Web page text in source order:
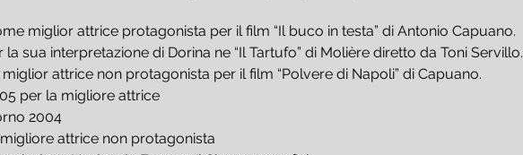
miglior attrice protagonista per il film “Il buco in testa” di Antonio Capuano.
sua interpretazione di Dorina ne “Il Tartufo” di Molière diretto da Toni Servillo.
miglior attrice non protagonista per il film “Polvere di Napoli” di Capuano.
per la migliore attrice
2004
attrice non protagonista